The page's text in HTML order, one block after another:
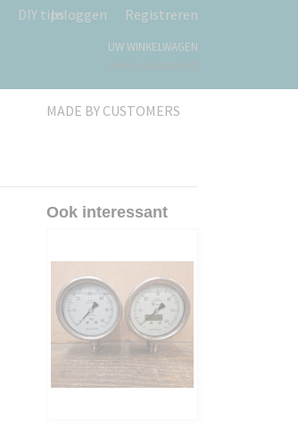
DIY tipsInloggen Registreren
UW WINKELWAGEN
MADE BY CUSTOMERS
Ook interessant